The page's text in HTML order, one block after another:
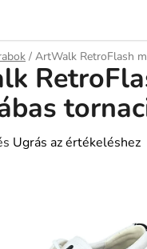
/ ArtWalk RetroFlash
Ugrás az értékeléshez